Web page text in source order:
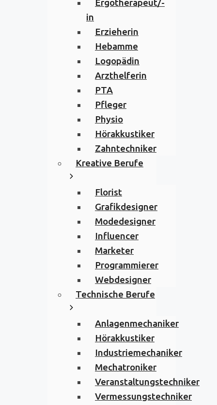
Ergotherapeut/-
in
Erzieherin
Hebamme
Logopädin
Arzthelferin
PTA
Pfleger
Physio
Hörakkustiker
Zahntechniker
Kreative Berufe
Florist
Grafikdesigner
Modedesigner
Influencer
Marketer
Programmierer
Webdesigner
Technische Berufe
Anlagenmechaniker
Hörakkustiker
Industriemechaniker
Mechatroniker
Veranstaltungstechniker
Vermessungstechniker